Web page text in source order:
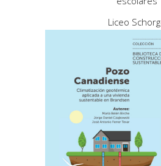
Liceo